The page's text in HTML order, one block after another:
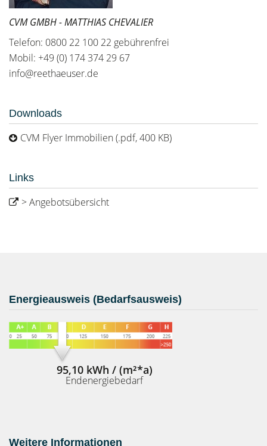
CVM GMBH - MATTHIAS CHEVALIER
Telefon: 0800 22 100 22 gebührenfrei
Mobil: +49 (0) 174 374 29 67
info@reethaeuser.de
Downloads
CVM Flyer Immobilien (.pdf, 400 KB)
Links
> Angebotsübersicht
Energieausweis (Bedarfsausweis)
95,10 kWh / (m²*a)
Endenergiebedarf
Weitere Informationen